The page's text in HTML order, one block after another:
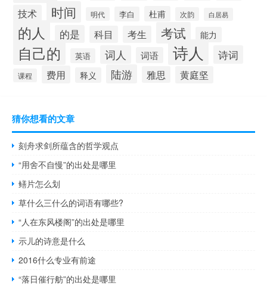
技术 时间 明代 李白 杜甫 次韵 白居易
的人 的是 科目 考生 考试 能力
自己的 英语 词人 词语 诗人 诗词
课程 费用 释义 陆游 雅思 黄庭坚
猜你想看的文章
刻舟求剑所蕴含的哲学观点
“用舍不自慢”的出处是哪里
鳝片怎么划
草什么三什么的词语有哪些?
“人在东风楼阁”的出处是哪里
示儿的诗意是什么
2016什么专业有前途
“落日催行舫”的出处是哪里